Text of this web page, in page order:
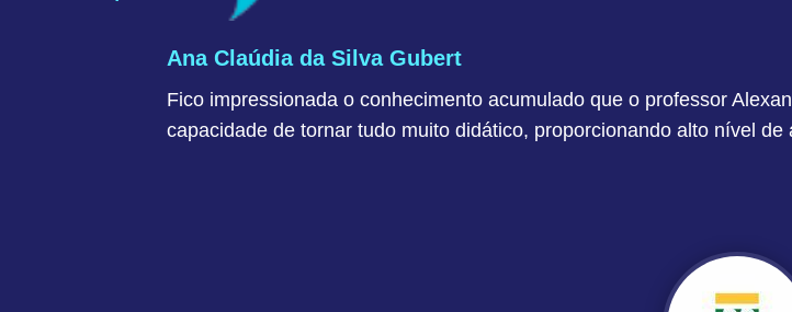
Ana Claúdia da Silva Gubert
Fico impressionada o conhecimento acumulado que o professor
capacidade de tornar tudo muito didático, proporcionando alto nível de